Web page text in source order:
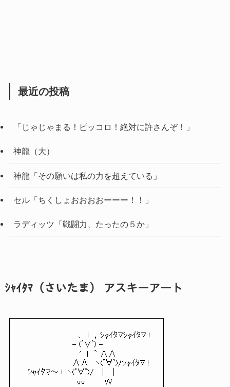
最近の投稿
「じゃじゃまる！ピッコロ！絶対に許さんぞ！」
神龍（大）
神龍「その願いは私の力を超えている」
セル「ちくしょおおおおーーー！！」
ラディッツ「戦闘力、たったの５か」
ｼｬｲﾀﾏ（さいたま） アスキーアート
､　l　，ｼｬｲﾀﾏｼｬｲﾀﾏ !
- (ﾟ∀ﾟ) -
'　l　` ∧∧
∧∧　ヽ(ﾟ∀ﾟ)/ｼｬｲﾀﾏ !
ｼｬｲﾀﾏ～ ! ヽ(ﾟ∀ﾟ)/ 　|　｜
vv 　 　 Ｗ